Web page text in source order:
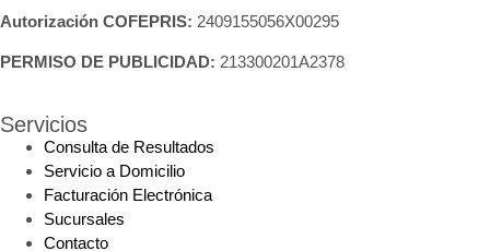
Autorización COFEPRIS: 2409155056X00295
PERMISO DE PUBLICIDAD: 213300201A2378
Servicios
Consulta de Resultados
Servicio a Domicilio
Facturación Electrónica
Sucursales
Contacto